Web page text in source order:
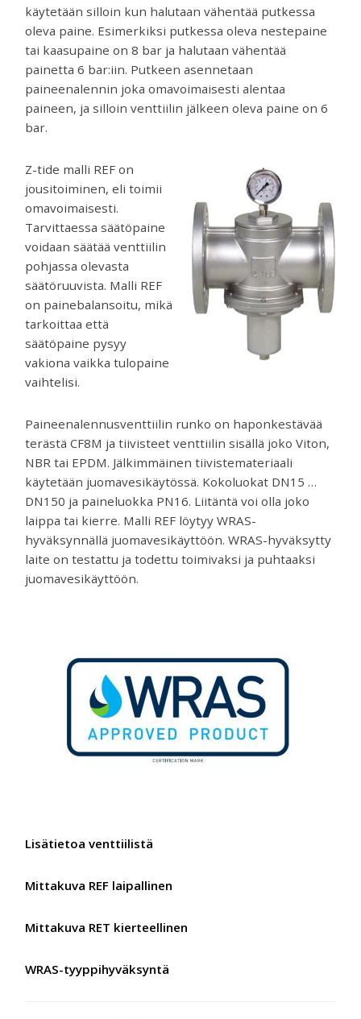
venttiilejä
ja
mittareita.
käytetään silloin kun halutaan vähentää putkessa
oleva paine. Esimerkiksi putkessa oleva nestepaine
tai kaasupaine on 8 bar ja halutaan vähentää
painetta 6 bar:iin. Putkeen asennetaan
paineenalennin joka omavoimaisesti alentaa
paineen, ja silloin venttiilin jälkeen oleva paine on 6
bar.
Z-tide malli REF on
jousitoiminen, eli toimii
omavoimaisesti.
Tarvittaessa säätöpaine
voidaan säätää venttiilin
pohjassa olevasta
säätöruuvista. Malli REF
on painebalansoitu, mikä
tarkoittaa että
säätöpaine pysyy
vakiona vaikka tulopaine
vaihtelisi.
Paineenalennusventtiilin runko on haponkestävää
terästä CF8M ja tiivisteet venttiilin sisällä joko Viton,
NBR tai EPDM. Jälkimmäinen tiivistemateriaali
käytetään juomavesikäytössä. Kokoluokat DN15 …
DN150 ja paineluokka PN16. Liitäntä voi olla joko
laippa tai kierre. Malli REF löytyy WRAS-
hyväksynnällä juomavesikäyttöön. WRAS-hyväksytty
laite on testattu ja todettu toimivaksi ja puhtaaksi
juomavesikäyttöön.
Lisätietoa venttiilistä
Mittakuva REF laipallinen
Mittakuva RET kierteellinen
WRAS-tyyppihyväksyntä